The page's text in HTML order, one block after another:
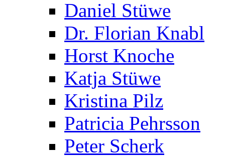
Daniel Stüwe
Dr. Florian Knabl
Horst Knoche
Katja Stüwe
Kristina Pilz
Patricia Pehrsson
Peter Scherk